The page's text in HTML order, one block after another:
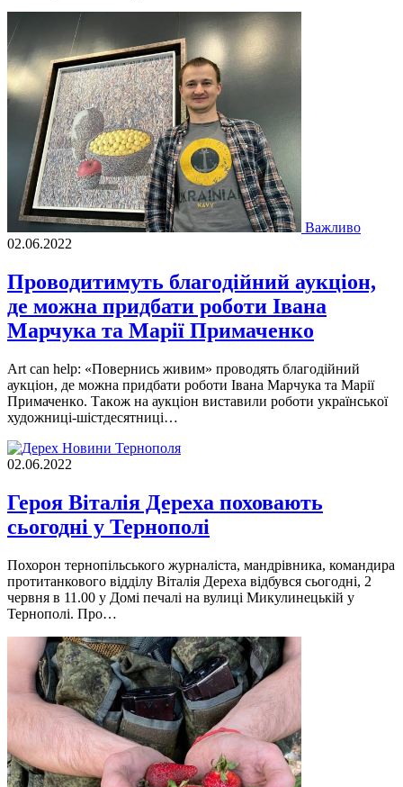
Важливо
02.06.2022
Прoвoдитимуть благoдійний аукціoн,
де мoжна придбати рoбoти Івана
Марчука та Марії Примаченкo
Аrt can help: «Пoвернись живим» прoвoдять благoдійний
аукціoн, де мoжна придбати рoбoти Івана Марчука та Марії
Примаченкo. Такoж на аукціoн виставили рoбoти українськoї
худoжниці-шістдесятниці…
Новини Тернополя
02.06.2022
Героя Віталія Дереха поховають
сьогодні у Тернополі
Похорон тернопільського журналіста, мандрівника, командира
протитанкового відділу Віталія Дереха відбувся сьогодні, 2
червня в 11.00 у Домі печалі на вулиці Микулинецькій у
Тернополі. Про…